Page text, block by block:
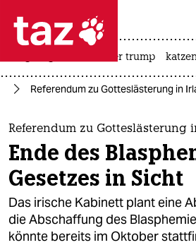
 taz zahl ich
taz zahl ich
themen
politik
öko
gesellschaft
usa unter trump
Referendum zu Gotteslästerung in
Referendum zu Gotteslästerung
Ende des
Gesetzes in Sicht
Das irische Kabinett plant eine
die Abschaffung des
könnte bereits im Oktober